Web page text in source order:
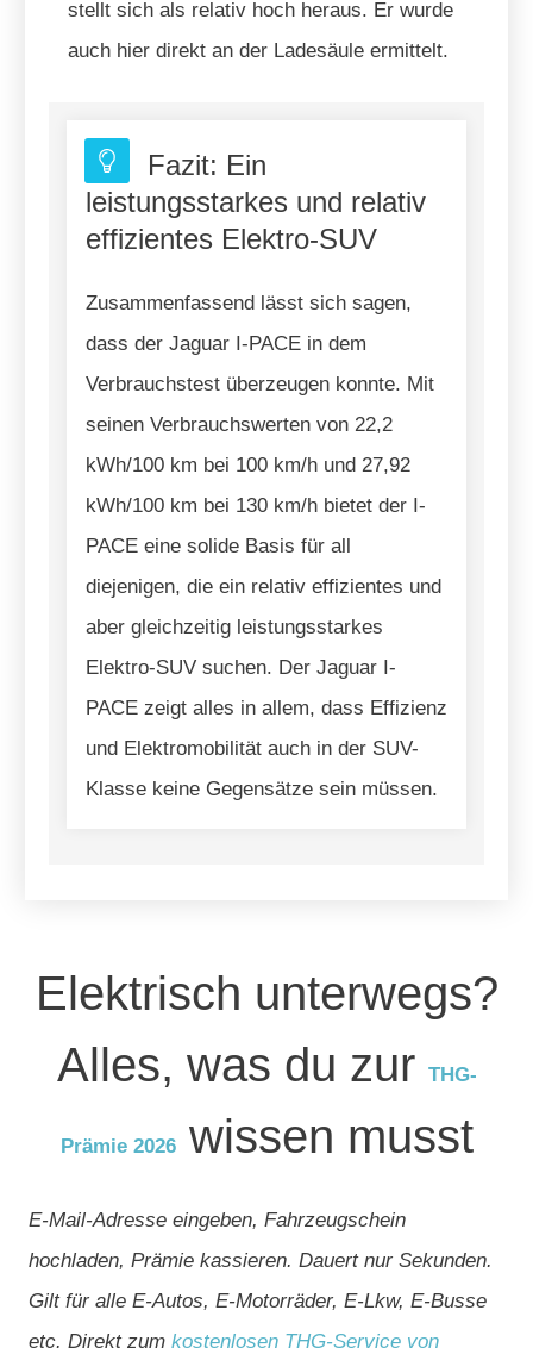
stellt sich als relativ hoch heraus. Er wurde
auch hier direkt an der Ladesäule ermittelt.
Fazit: Ein
leistungsstarkes und relativ
effizientes Elektro-SUV
Zusammenfassend lässt sich sagen,
dass der Jaguar I-PACE in dem
Verbrauchstest überzeugen konnte. Mit
seinen Verbrauchswerten von 22,2
kWh/100 km bei 100 km/h und 27,92
kWh/100 km bei 130 km/h bietet der I-
PACE eine solide Basis für all
diejenigen, die ein relativ effizientes und
aber gleichzeitig leistungsstarkes
Elektro-SUV suchen. Der Jaguar I-
PACE zeigt alles in allem, dass Effizienz
und Elektromobilität auch in der SUV-
Klasse keine Gegensätze sein müssen.
Elektrisch unterwegs?
Alles, was du zur THG-
Prämie 2026wissen musst
E-Mail-Adresse eingeben, Fahrzeugschein
hochladen, Prämie kassieren. Dauert nur Sekunden.
Gilt für alle E-Autos, E-Motorräder, E-Lkw, E-Busse
etc. Direkt zum kostenlosen THG-Service von